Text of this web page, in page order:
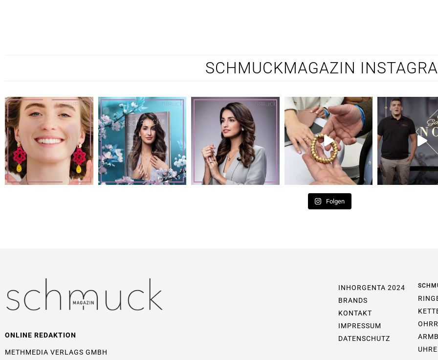
SCHMUCKMAGAZIN
Folgen
ONLINE REDAKTION
METHMEDIA VERLAGS GMBH
INHORGENTA 2024
BRANDS
KONTAKT
IMPRESSUM
DATENSCHUTZ